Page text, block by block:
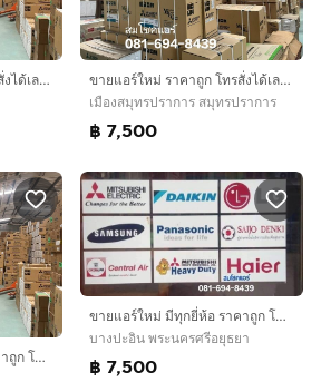
ขายแอร์ใหม่ ราคาถูก โทรสั่งได้เลยครับ
ขายแอร์ใหม่ ราคาถูก โทรสั่งได้เลยครับ
เมืองสมุทรปราการ สมุทรปราการ
฿ 7,500
ขายแอร์ใหม่ มีทุกยี่ห้อ ราคาถูก โทรสั่งได้เลยครับ
ขายแอร์ใหม่ มีทุกยี่ห้อ ราคาถูก โทรสั่งได้เลยครับ
บางปะอิน พระนครศรีอยุธยา
฿ 7,500